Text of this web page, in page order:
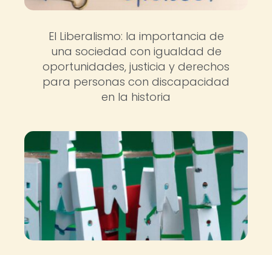
El Liberalismo: la importancia de
una sociedad con igualdad de
oportunidades, justicia y derechos
para personas con discapacidad
en la historia